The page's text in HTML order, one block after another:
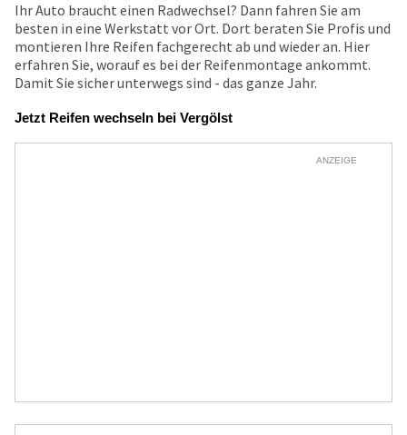
Ihr Auto braucht einen Radwechsel? Dann fahren Sie am
besten in eine Werkstatt vor Ort. Dort beraten Sie Profis und
montieren Ihre Reifen fachgerecht ab und wieder an. Hier
erfahren Sie, worauf es bei der Reifenmontage ankommt.
Damit Sie sicher unterwegs sind - das ganze Jahr.
Jetzt Reifen wechseln bei Vergölst
ANZEIGE